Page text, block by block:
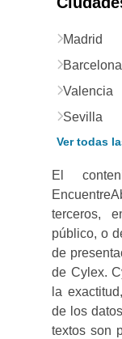
Madrid
Barcelona
Valencia
Sevilla
Ver todas
El
terceros,
público, o
de
de Cylex.
la
de los
textos son